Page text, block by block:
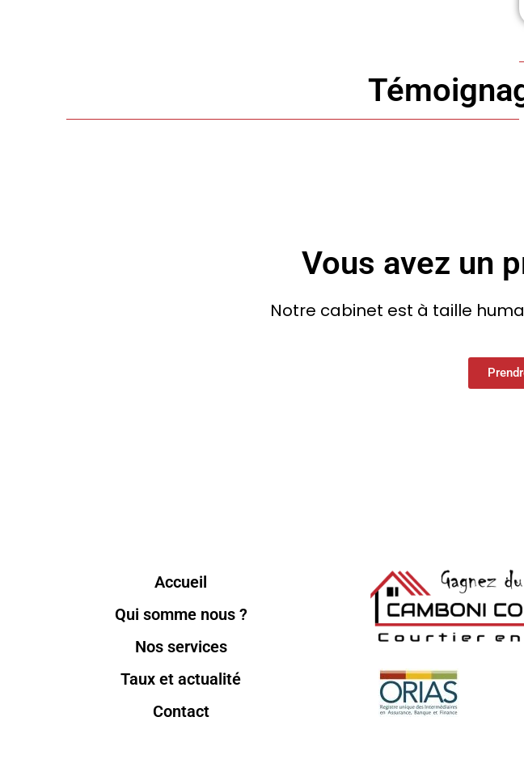
Vous avez un
Notre cabinet est à taille
Accueil
Qui somme nous ?
Nos services
Taux et actualité
Contact